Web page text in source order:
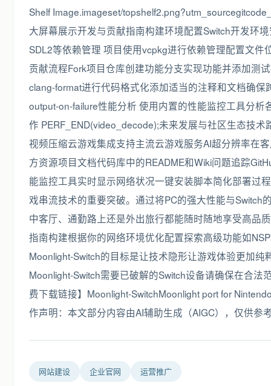
Shelf Image.imageset/
大屏幕展示开发与贡献指南构建环境配置Switch开发环
SDL2等依赖管理 项目使用vcpkg进行依赖管理配置文
贡献流程Fork项目仓库创建功能分支实现功能并添加测
clang-format进行代码格式化添加适当的注释和文档确
output-on-failure性能分析 使用内置的性能监控工具分析
作 PERF_END(video_decode);未来发展与社区生态技
视频压缩云游戏集成支持主流云游戏服务AI超分辨率在
方资源项目文档代码库中的README和Wiki问题追踪
能监控工具实时显示网络状况一键安装脚本简化部署过
戏串流技术的重要突破。通过将PC的强大性能与
中客厅、通勤路上还是外出旅行都能随时随地享受高品
指南构建根据你的网络环境优化配置探索高级功能如
Moonlight-Switch的目标是让技术隐形让游戏体验更加
Moonlight-Switch需要已破解的Switch设备请确保在合
费下载链接】Moonlight-SwitchMoonlight port for
作声明：本文部分内容由AI辅助生成（AIGC），仅供参
网站建设 企业官网 运营推广